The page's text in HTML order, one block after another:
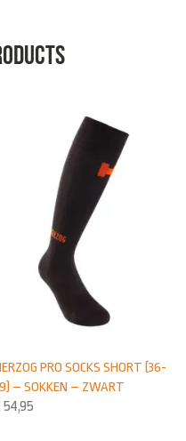
PRO SOCKS SHORT (36-
– SOKKEN – ZWART
54,95